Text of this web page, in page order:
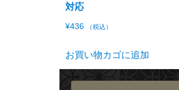
対応
¥436 （税込）
お買い物カゴに追加